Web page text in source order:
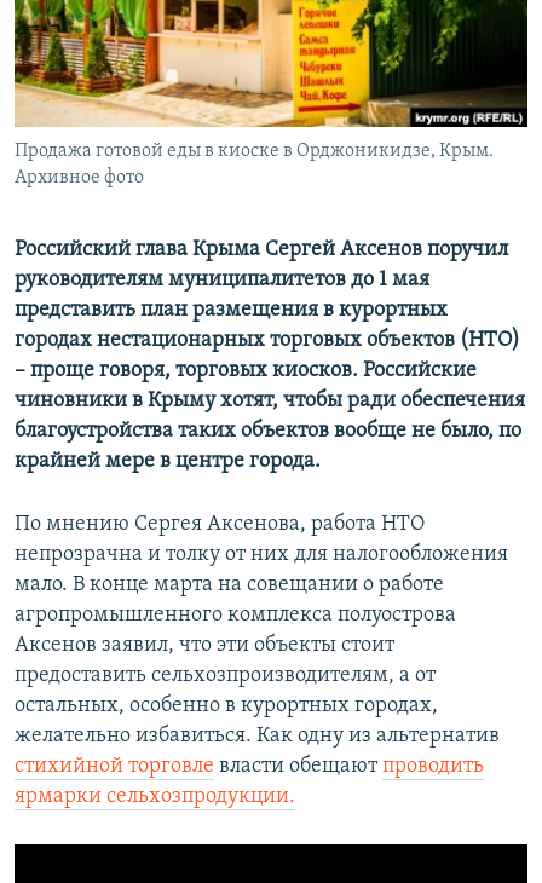
ПОБЕДИТЕЛЕЙ НЕ СУДЯТ?
КРЫМ.НЕПОКОРЕННЫЙ
ELIFBE
УКРАИНСКАЯ ПРОБЛЕМА КРЫМА
ПРИСОЕДИНЯЙТЕСЬ!
Все сайты RFE/RL
Продажа готовой еды в киоске в Орджоникидзе, Крым.
Архивное фото
Российский глава Крыма Сергей Аксенов поручил
руководителям муниципалитетов до 1 мая
представить план размещения в курортных
городах нестационарных торговых объектов (НТО)
– проще говоря, торговых киосков. Российские
чиновники в Крыму хотят, чтобы ради обеспечения
благоустройства таких объектов вообще не было, по
крайней мере в центре города.
По мнению Сергея Аксенова, работа НТО
непрозрачна и толку от них для налогообложения
мало. В конце марта на совещании о работе
агропромышленного комплекса полуострова
Аксенов заявил, что эти объекты стоит
предоставить сельхозпроизводителям, а от
остальных, особенно в курортных городах,
желательно избавиться. Как одну из альтернатив
стихийной торговле власти обещаютпроводить
ярмарки сельхозпродукции.